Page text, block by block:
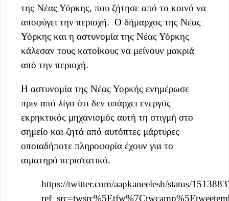
της Νέας Υόρκης, που ζήτησε από το κοινό να
αποφύγει την περιοχή. Ο δήμαρχος της Νέας
Υόρκης και η αστυνομία της Νέας Υόρκης
κάλεσαν τους κατοίκους να μείνουν μακριά
από την περιοχή.
Η αστυνομία της Νέας Υορκής ενημέρωσε
πριν από λίγο ότι δεν υπάρχει ενεργός
εκρηκτικός μηχανισμός αυτή τη στιγμή στο
σημείο και ζητά από αυτόπτες μάρτυρες
οποιαδήποτε πληροφορία έχουν για το
αιματηρό περιστατικό.
https://twitter.com/aapkaneelesh/status/